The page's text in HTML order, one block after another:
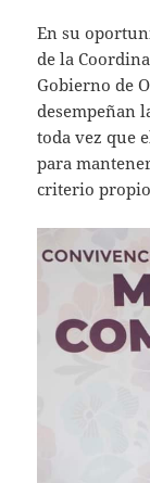
En su
de la
Gobierno de
desempeñan
toda vez que
para
criterio